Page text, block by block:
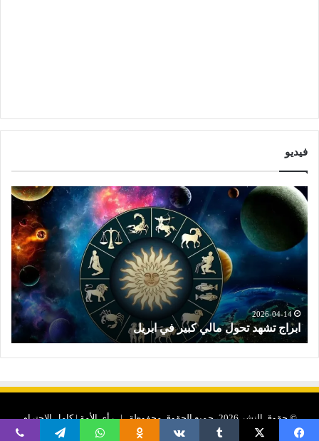
فيديو
ت
ع
ا
ت
ل
ا
ب
ر
ا
ا
ن
2026-04-14
توقعات الابراج النصف الثاني من ابريل
© حقوق النشر 2026، جميع الحقوق محفوظة | رأى الأمة | كامل الاحترام